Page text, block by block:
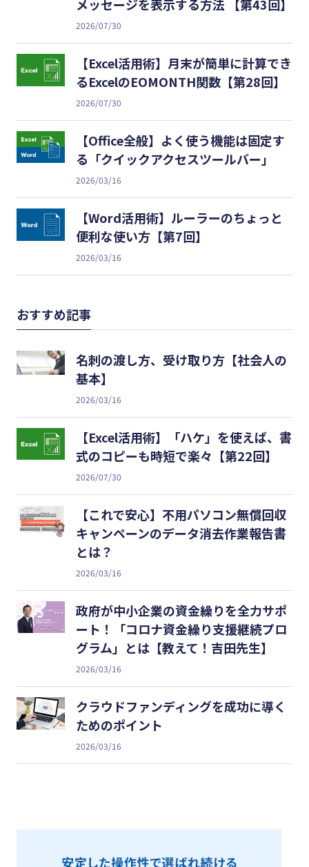
メッセージを表示する方法 【第43回】
2026/07/30
【Excel活用術】月末が簡単に計算でき
るExcelのEOMONTH関数【第28回】
2026/07/30
【Office全般】よく使う機能は固定す
る「クイックアクセスツールバー」
2026/03/16
【Word活用術】ルーラーのちょっと
便利な使い方【第7回】
2026/03/16
おすすめ記事
名刺の渡し方、受け取り方【社会人の
基本】
2026/03/16
【Excel活用術】「ハケ」を使えば、書
式のコピーも時短で楽々【第22回】
2026/07/30
【これで安心】不用パソコン無償回収
キャンペーンのデータ消去作業報告書
とは？
2026/03/16
政府が中小企業の資金繰りを全力サポ
ート！「コロナ資金繰り支援継続プロ
グラム」とは【教えて！吉田先生】
2026/03/16
クラウドファンディングを成功に導く
ためのポイント
2026/03/16